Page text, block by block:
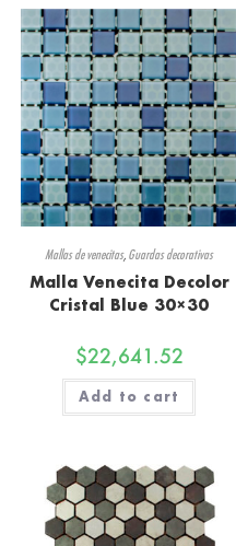
Mallas de venecitas, Guardas decorativas
Malla Venecita Decolor
Cristal Blue 30×30
$22,641.52
Add to cart